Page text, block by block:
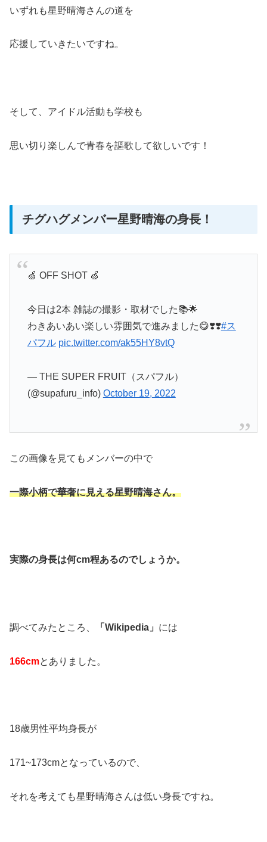
いずれも星野晴海さんの道を
応援していきたいですね。
そして、アイドル活動も学校も
思い切り楽しんで青春を謳歌して欲しいです！
チグハグメンバー星野晴海の身長！
🍏 OFF SHOT 🍏
今日は2本 雑誌の撮影・取材でした📚🌟
わきあいあい楽しい雰囲気で進みました😋❣️❣️#ス
パフル pic.twitter.com/ak55HY8vtQ
— THE SUPER FRUIT（スパフル）
(@supafuru_info) October 19, 2022
この画像を見てもメンバーの中で
一際小柄で華奢に見える星野晴海さん。
実際の身長は何cm程あるのでしょうか。
調べてみたところ、 「Wikipedia」 には
166cmとありました。
18歳男性平均身長が
171~173cmとなっているので、
それを考えても星野晴海さんは低い身長ですね。